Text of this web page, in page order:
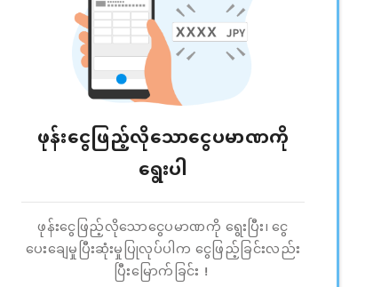
ဖုန်းငွေဖြည့်လိုသောငွေပမာဏကို
ရွေးပါ
ဖုန်းငွေဖြည့်လိုသောငွေပမာဏကို ရွေးပြီး၊ ငွေ
ပေးချေမှုပြီးဆုံးမှုပြုလုပ်ပါက ငွေဖြည့်ခြင်းလည်း
ပြီးမြောက်ခြင်း！